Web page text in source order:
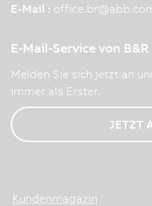
E-Mail : office.br@
E-Mail-Service von B&R
Melden Sie sich jetzt an
immer als Erster.
JETZT
Kundenmagazin